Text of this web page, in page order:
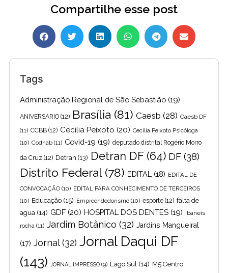
Compartilhe esse post
Tags
Administração Regional de São Sebastião (19)
ANIVERSARIO (12) Brasília (81) Caesb (28) Caesb DF
(11) CCBB (12) Cecilia Peixoto (20) Cecília Peixoto Psicóloga
(10) Codhab (11) Covid-19 (19) deputado distrital Rogério Morro
da Cruz (12) Detran (13) Detran DF(64) DF (38)
Distrito Federal(78) EDITAL (18) EDITAL DE
CONVOCAÇÃO (10) EDITAL PARA CONHECIMENTO DE TERCEIROS
(10) Educação (15) Empreendedorismo (10) esporte (12) falta de
agua (14) GDF (20) HOSPITAL DOS DENTES (19) ibaneis
rocha (11) Jardim Botânico (32) Jardins Mangueiral
(17) Jornal(32) Jornal Daqui DF
(143)
JORNAL IMPRESSO (9) Lago Sul (14) M5 Centro